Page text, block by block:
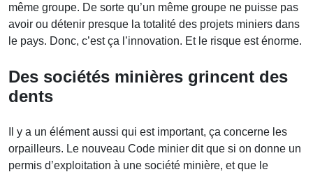
même groupe. De sorte qu’un même groupe ne puisse pas
avoir ou détenir presque la totalité des projets miniers dans
le pays. Donc, c’est ça l’innovation. Et le risque est énorme.
Des sociétés minières grincent des
dents
Il y a un élément aussi qui est important, ça concerne les
orpailleurs. Le nouveau Code minier dit que si on donne un
permis d’exploitation à une société minière, et que le